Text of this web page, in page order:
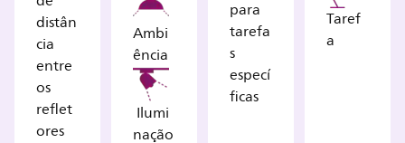
distân
cia
entre
os
reflet
ores
Ambi
ência
Ilumi
nação
para
tarefa
s
especí
ficas
Taref
a